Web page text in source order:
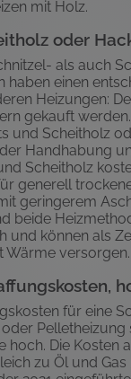
mit Holz.
oder
als auch
haben einen
Heizungen:
gekauft
und Scheitholz
Handhabung
Scheitholz
generell
geringerem
beide
und können als
Wärme versorgen.
für eine
Pelletheizung
hoch. Die Kosten
zu Öl und